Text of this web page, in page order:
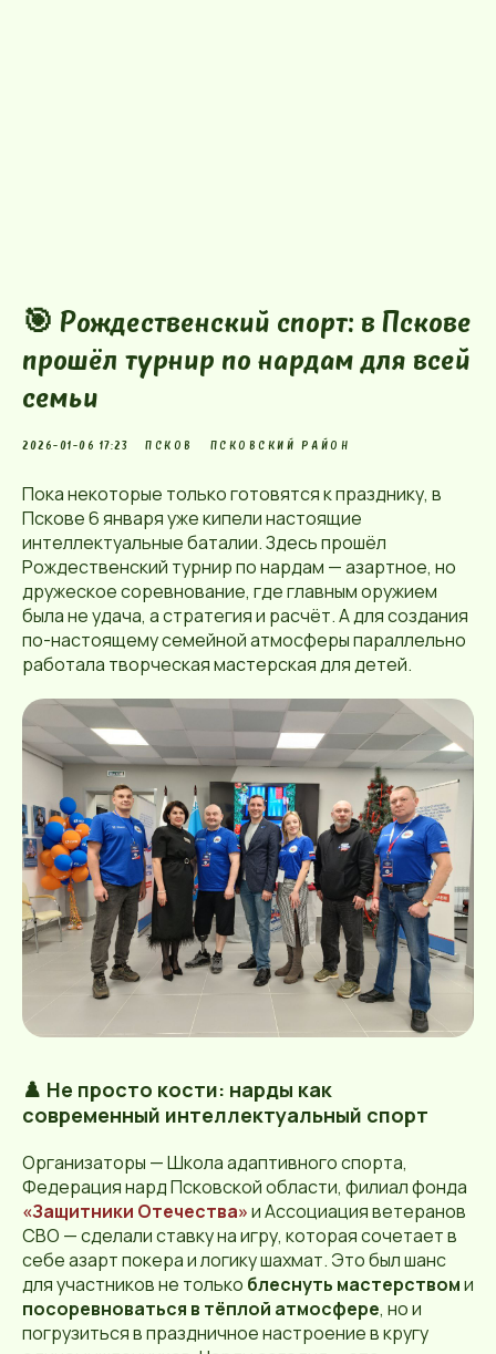
🎯 Рождественский спорт: в Пскове
прошёл турнир по нардам для всей
семьи
2026-01-06 17:23 ПСКОВ ПСКОВСКИЙ РАЙОН
Пока некоторые только готовятся к празднику, в
Пскове 6 января уже кипели настоящие
интеллектуальные баталии. Здесь прошёл
Рождественский турнир по нардам — азартное, но
дружеское соревнование, где главным оружием
была не удача, а стратегия и расчёт. А для создания
по-настоящему семейной атмосферы параллельно
работала творческая мастерская для детей.
♟️ Не просто кости: нарды как
современный интеллектуальный спорт
Организаторы — Школа адаптивного спорта,
Федерация нард Псковской области, филиал фонда
«Защитники Отечества»и Ассоциация ветеранов
СВО — сделали ставку на игру, которая сочетает в
себе азарт покера и логику шахмат. Это был шанс
для участников не только блеснуть мастерствоми
посоревноваться в тёплой атмосфере, но и
погрузиться в праздничное настроение в кругу